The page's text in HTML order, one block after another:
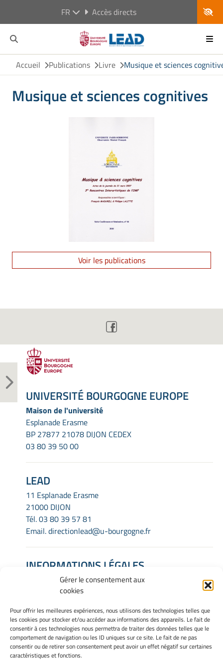
Gérer le consentement aux
cookies
Pour offrir les meilleures expériences, nous utilisons des technologies telles que
les cookies pour stocker et/ou accéder aux informations des appareils. Le fait de
consentir à ces technologies nous permettra de traiter des données telles que le
comportement de navigation ou les ID uniques sur ce site. Le fait de ne pas
consentir ou de retirer son consentement peut avoir un effet négatif sur certaines
caractéristiques et fonctions.
FR Accès directs
Accueil Publications Livre Musique et sciences
Musique et sciences cognitives
Voir les publications
UNIVERSITÉ BOURGOGNE EUROPE
Maison de l'université
Esplanade Erasme
BP 27877 21078 DIJON CEDEX
03 80 39 50 00
LEAD
11 Esplanade Erasme
21000 DIJON
Tél.03 80 39 57 81
Email.directionlead@u-bourgogne.fr
INFORMATIONS LÉGALES
Mentions Légales
Gérer mes cookies
Déclaration de confidentialité
Avertissement
INTRANET